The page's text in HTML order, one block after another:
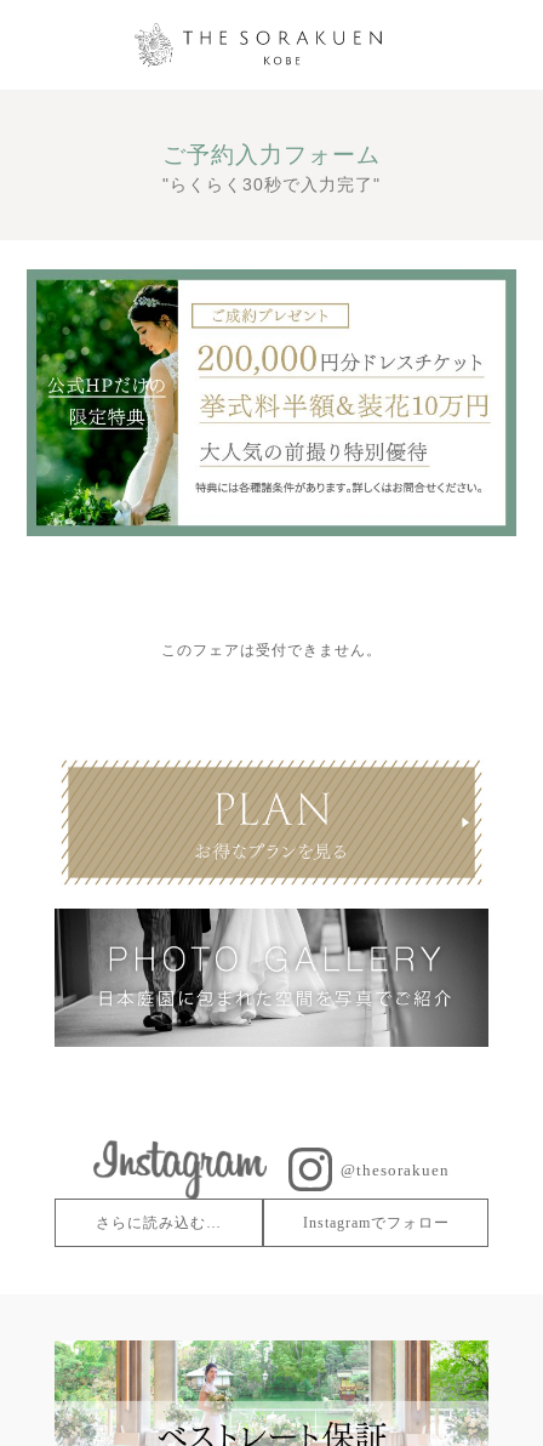
ご予約入力フォーム
"らくらく30秒で入力完了"
このフェアは受付できません。
@thesorakuen
さらに読み込む… Instagramでフォロー